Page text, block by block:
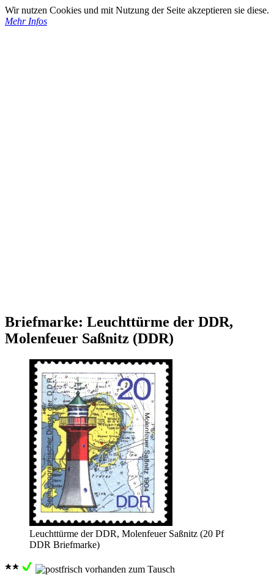
Wir nutzen Cookies und mit Nutzung der Seite akzeptieren sie diese.
Mehr Infos
Briefmarke: Leuchttürme der DDR,
Molenfeuer Saßnitz (DDR)
Leuchttürme der DDR, Molenfeuer Saßnitz (20 Pf
DDR Briefmarke)